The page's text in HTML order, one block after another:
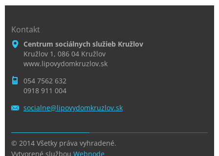
Kontakt
Centrum sociálnych služieb Kružlov
Kružlov 1, 086 04 Kružlov
www.lipovydomkruzlov.sk
054 7562 632
0918 911 004
socialne@lipovydomkruzlov.sk
© 2014 Všetky práva vyhradené.
Vytvorené službou Webnode